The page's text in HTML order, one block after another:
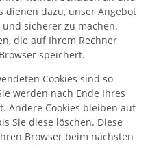
dienen dazu, unser Angebot
sicherer zu machen.
die auf Ihrem Rechner
speichert.
Cookies sind so
werden nach Ende Ihres
Andere Cookies bleiben auf
Sie diese löschen. Diese
Browser beim nächsten